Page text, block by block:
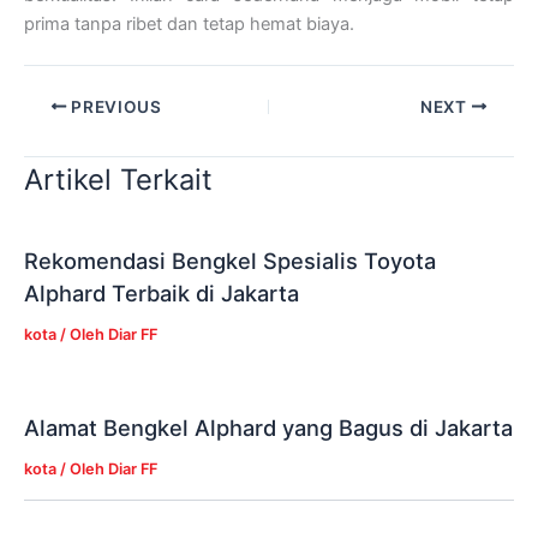
prima tanpa ribet dan tetap hemat biaya.
PREVIOUS NEXT
Artikel Terkait
Rekomendasi Bengkel Spesialis Toyota
Alphard Terbaik di Jakarta
kota / Oleh Diar FF
Alamat Bengkel Alphard yang Bagus di Jakarta
kota / Oleh Diar FF